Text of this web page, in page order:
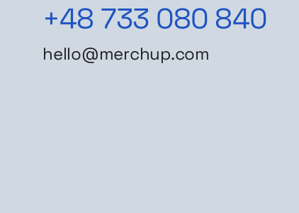
+48 733 080 840
hello@merchup.com